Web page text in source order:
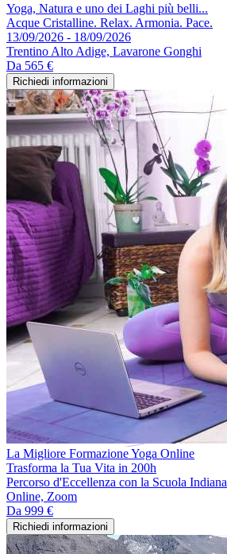
Yoga, Natura e uno dei Laghi più belli...
Acque Cristalline. Relax. Armonia. Pace.
13/09/2026 - 18/09/2026
Trentino Alto Adige, Lavarone Gonghi
Da 565 €
Richiedi informazioni
La Migliore Formazione Yoga Online
Trasforma la Tua Vita in 200h
Percorso d'Eccellenza con la Scuola Indiana
Online, Zoom
Da 999 €
Richiedi informazioni